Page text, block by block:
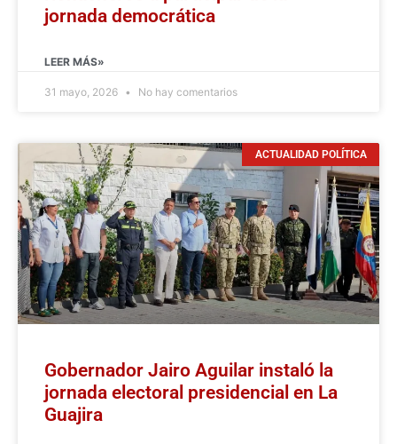
jornada democrática
LEER MÁS»
31 mayo, 2026 No hay comentarios
ACTUALIDAD POLÍTICA
Gobernador Jairo Aguilar instaló la
jornada electoral presidencial en La
Guajira